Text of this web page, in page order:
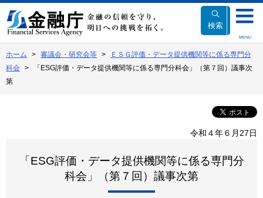
文
へ
動
検索
MENU
ホーム 審議会・研究会等
ＥＳＧ評価・データ提供機関等に係る専門分
科会
「ESG評価・データ提供機関等に係る専門分科会」（第７回）議事次
第
令和４年６月27日
「ESG評価・データ提供機関等に係る専門分
科会」（第７回）議事次第